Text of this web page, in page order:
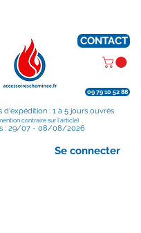
CONTACT
09 79 10 52 88
d'expédition : 1 à 5 jours ouvrés
contraire sur l'article)
: 29/07 - 08/08/2026
Se connecter